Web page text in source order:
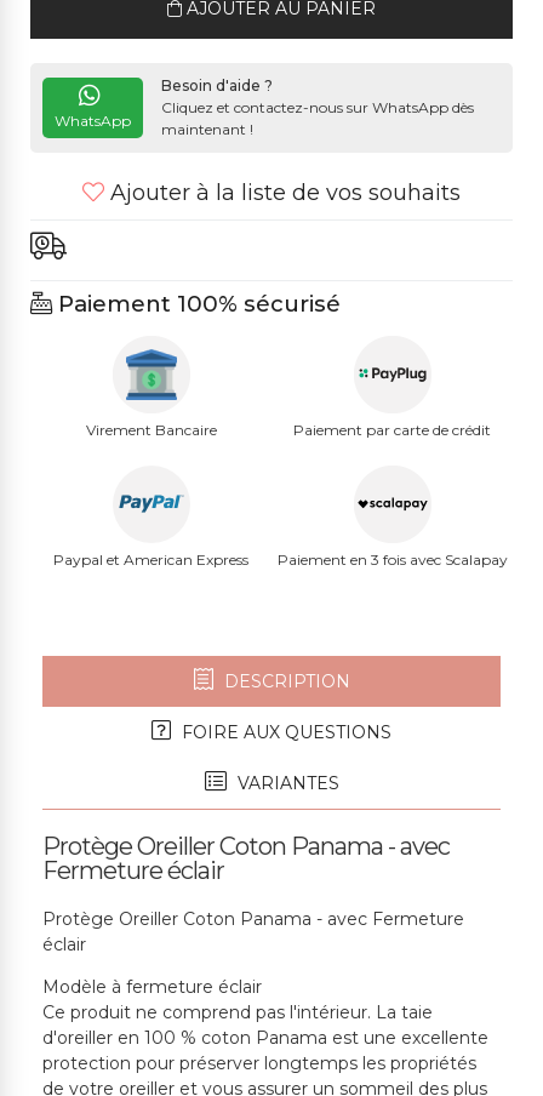
AJOUTER AU PANIER
WhatsApp
Besoin d'aide ?
Cliquez et contactez-nous sur WhatsApp dès
maintenant !
Ajouter à la liste de vos souhaits
Paiement 100% sécurisé
Virement Bancaire Paiement par carte de crédit
Paypal et American Express Paiement en 3 fois avec Scalapay
DESCRIPTION
FOIRE AUX QUESTIONS
VARIANTES
Protège Oreiller Coton Panama - avec
Fermeture éclair
Protège Oreiller Coton Panama - avec Fermeture
éclair
Modèle à fermeture éclair
Ce produit ne comprend pas l'intérieur. La taie
d'oreiller en 100 % coton Panama est une excellente
protection pour préserver longtemps les propriétés
de votre oreiller et vous assurer un sommeil des plus